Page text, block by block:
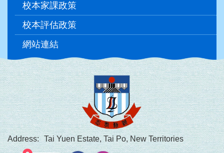
校本家課政策
校本評估政策
網站連結
Address: Tai Yuen Estate, Tai Po, New Territories